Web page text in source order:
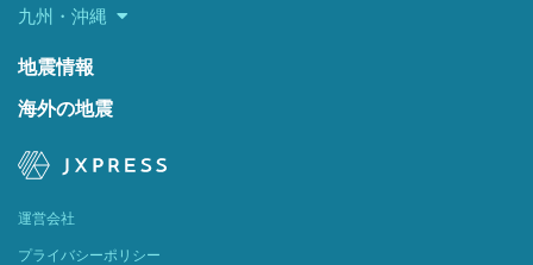
九州・沖縄
地震情報
海外の地震
運営会社
プライバシーポリシー